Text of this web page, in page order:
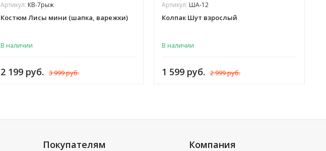
Артикул: КВ-7рыж
Костюм Лисы мини (шапка, варежки)
В наличии
2 199 руб. 3 999 руб.
Артикул: ША-12
Колпак Шут взрослый
В наличии
1 599 руб. 2 999 руб.
Покупателям Компания